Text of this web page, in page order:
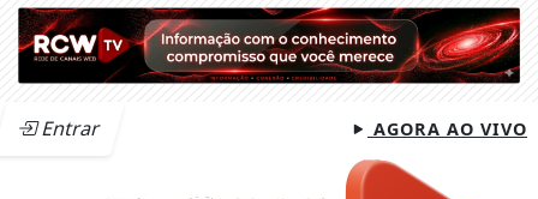
Entrar AGORA AO VIVO